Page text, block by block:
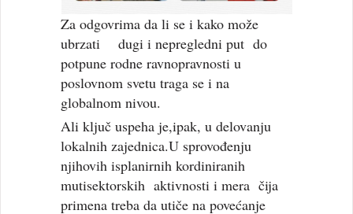
Za odgovrima da li se i kako može
ubrzati dugi i nepregledni put do
potpune rodne ravnopravnosti u
poslovnom svetu traga se i na
globalnom nivou.
Ali ključ uspeha je,ipak, u delovanju
lokalnih zajednica.U sprovođenju
njihovih isplanirnih kordiniranih
mutisektorskih aktivnosti i mera čija
primena treba da utiče na povećanje